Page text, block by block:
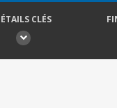
CLÉS